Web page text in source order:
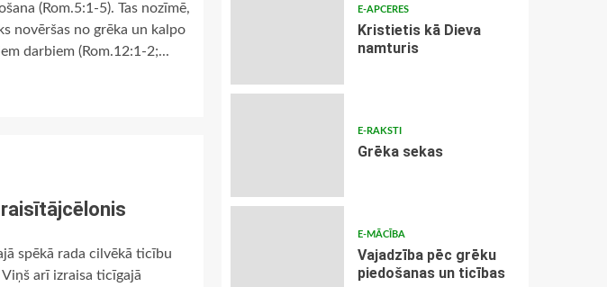
(Rom.5:1-5). Tas nozīmē,
novēršas no grēka un kalpo
darbiem (Rom.12:1-2;...
spēkā rada cilvēkā ticību
arī izraisa ticīgajā
E-APCERES
Kristietis kā Dieva
namturis
E-RAKSTI
Grēka sekas
E-MĀCĪBA
Vajadzība pēc grēku
piedošanas un ticības